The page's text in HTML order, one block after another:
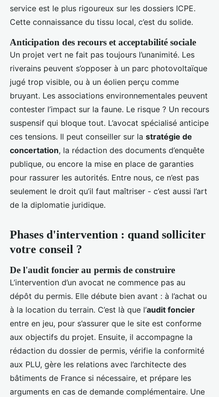
service est le plus rigoureux sur les dossiers ICPE.
Cette connaissance du tissu local, c’est du solide.
Anticipation des recours et acceptabilité sociale
Un projet vert ne fait pas toujours l’unanimité. Les
riverains peuvent s’opposer à un parc photovoltaïque
jugé trop visible, ou à un éolien perçu comme
bruyant. Les associations environnementales peuvent
contester l’impact sur la faune. Le risque ? Un recours
suspensif qui bloque tout. L’avocat spécialisé anticipe
ces tensions. Il peut conseiller sur la stratégie de
concertation, la rédaction des documents d’enquête
publique, ou encore la mise en place de garanties
pour rassurer les autorités. Entre nous, ce n’est pas
seulement le droit qu’il faut maîtriser - c’est aussi l’art
de la diplomatie juridique.
Phases d'intervention : quand solliciter
votre conseil ?
De l'audit foncier au permis de construire
L’intervention d’un avocat ne commence pas au
dépôt du permis. Elle débute bien avant : à l’achat ou
à la location du terrain. C’est là que l’audit foncier
entre en jeu, pour s’assurer que le site est conforme
aux objectifs du projet. Ensuite, il accompagne la
rédaction du dossier de permis, vérifie la conformité
aux PLU, gère les relations avec l’architecte des
bâtiments de France si nécessaire, et prépare les
arguments en cas de demande complémentaire. Une